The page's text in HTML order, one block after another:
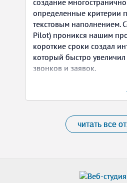
создание
определенные критерии
текстовым наполнением.
Pilot) проникся нашим
короткие сроки создал
который быстро
звонков и заявок.
Мы без сомнения
Сергеем на дальнейшее
Желаем Сергею
читать все